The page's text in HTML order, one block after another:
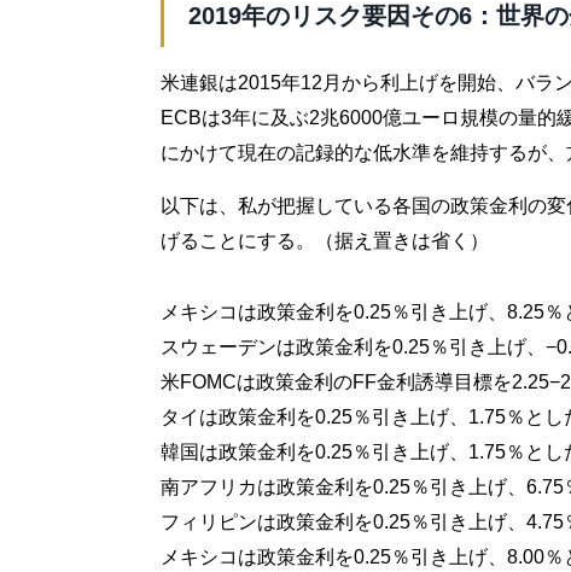
2019年のリスク要因その6：世界
米連銀は2015年12月から利上げを開始、バラ
ECBは3年に及ぶ2兆6000億ユーロ規模の量的
にかけて現在の記録的な低水準を維持するが
以下は、私が把握している各国の政策金利の
げることにする。（据え置きは省く）
メキシコは政策金利を0.25％引き上げ、8.25％
スウェーデンは政策金利を0.25％引き上げ、
米FOMCは政策金利のFF金利誘導目標を
タイは政策金利を0.25％引き上げ、1.75％とし
韓国は政策金利を0.25％引き上げ、1.75％とし
南アフリカは政策金利を0.25％引き上げ、6.75
フィリピンは政策金利を0.25％引き上げ、4.75
メキシコは政策金利を0.25％引き上げ、8.00％